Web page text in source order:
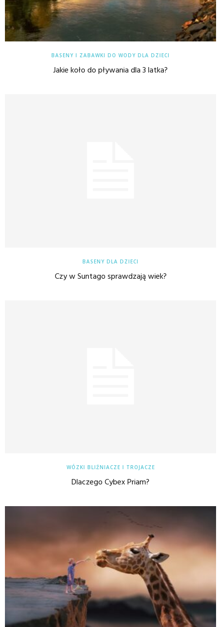
BASENY I ZABAWKI DO WODY DLA DZIECI
Jakie koło do pływania dla 3 latka?
BASENY DLA DZIECI
Czy w Suntago sprawdzają wiek?
WÓZKI BLIŹNIACZE I TROJACZE
Dlaczego Cybex Priam?